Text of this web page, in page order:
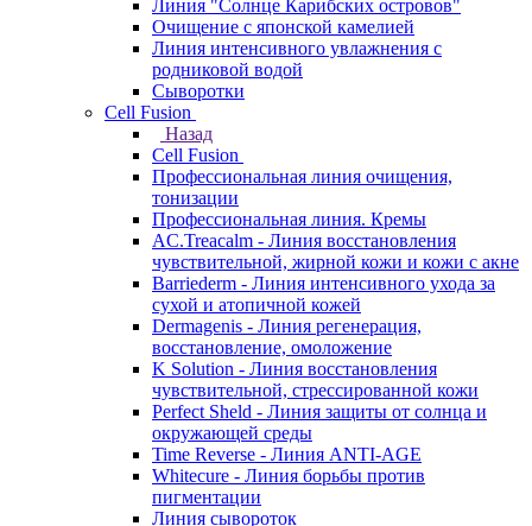
Линия "Солнце Карибских островов"
Очищение с японской камелией
Линия интенсивного увлажнения с
родниковой водой
Сыворотки
Cell Fusion
Назад
Cell Fusion
Профессиональная линия очищения,
тонизации
Профессиональная линия. Кремы
AC.Treacalm - Линия восстановления
чувствительной, жирной кожи и кожи с акне
Barriederm - Линия интенсивного ухода за
сухой и атопичной кожей
Dermagenis - Линия регенерация,
восстановление, омоложение
K Solution - Линия восстановления
чувствительной, стрессированной кожи
Perfect Sheld - Линия защиты от солнца и
окружающей среды
Time Reverse - Линия ANTI-AGE
Whitecure - Линия борьбы против
пигментации
Линия сывороток